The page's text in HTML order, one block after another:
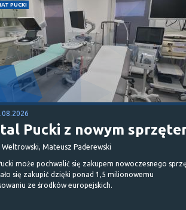
PUCKI
Pucki z nowym
Mateusz Paderewski
może pochwalić się zakupem nowoczesnego
się zakupić dzięki ponad 1,5 milionowemu
ze środków europejskich.